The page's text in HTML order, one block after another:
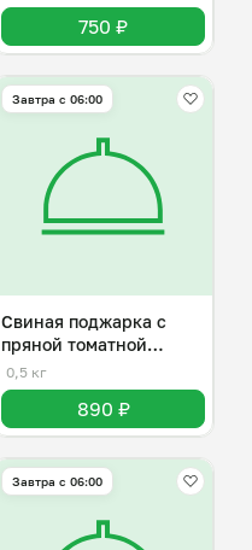
750 ₽
Завтра c 06:00
Свиная поджарка с
пряной томатной
подливой
0,5 кг
890 ₽
Завтра c 06:00